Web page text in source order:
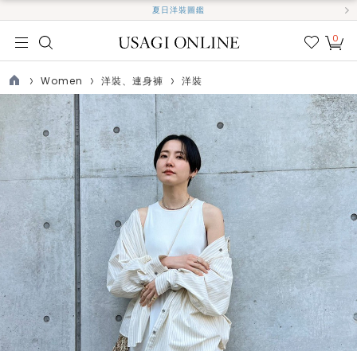
夏日洋裝圖鑑
我的
0
TOP
Women 洋裝、連身褲 洋裝